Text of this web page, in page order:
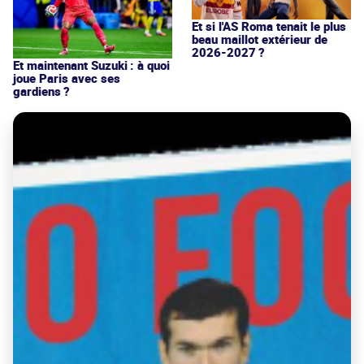
Et maintenant Suzuki : à quoi
joue Paris avec ses
gardiens ?
Et si l'AS Roma tenait le plus
beau maillot extérieur de
2026-2027 ?